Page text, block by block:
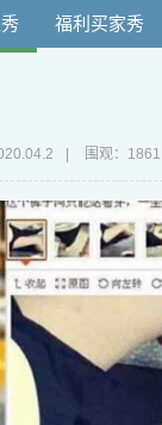
福利买家秀
围观：1861